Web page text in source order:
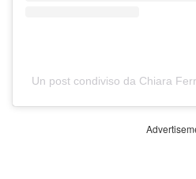
Un post condiviso da Chiara